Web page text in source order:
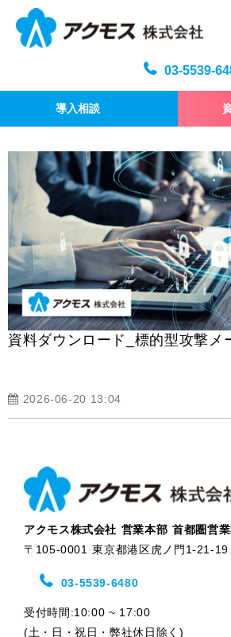
03-5539-
導入相談
メール訓練トップ
機能・仕様
プラン・料金
よくある質問
記事
お問い合わせ
資料ダウンロード_標的型攻撃メ
2026-06-20 13:04
アクモス株式会社 営業本部 首都圏営
〒105-0001 東京都港区虎ノ門1-21-
03-5539-6480
受付時間:10:00 ~ 17:00
(土・日・祝日・弊社休日除く)